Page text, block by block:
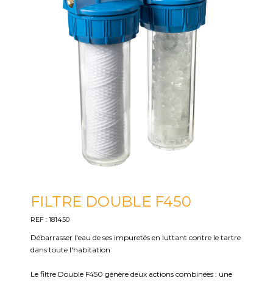
FILTRE DOUBLE F450
REF : 181450
Débarrasser l'eau de ses impuretés en luttant contre le tartre
dans toute l'habitation
Le filtre Double F450 génère deux actions combinées : une